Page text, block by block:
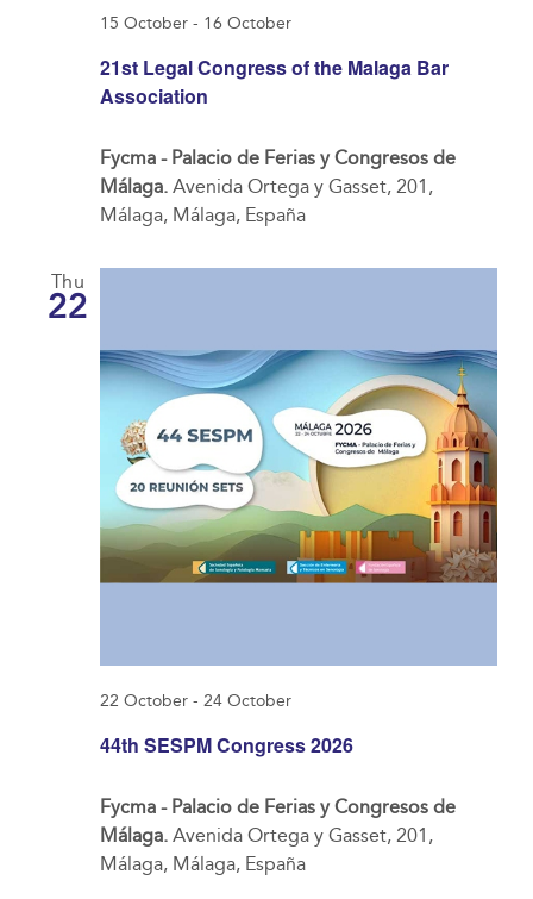
21st Legal Congress of the Malaga Bar
Association
15 October- 16 October
Fycma - Palacio de Ferias y Congresos de
Málaga. Avenida Ortega y Gasset, 201,
Málaga, Málaga, España
Thu
22
44th SESPM Congress 2026
22 October- 24 October
Fycma - Palacio de Ferias y Congresos de
Málaga. Avenida Ortega y Gasset, 201,
Málaga, Málaga, España